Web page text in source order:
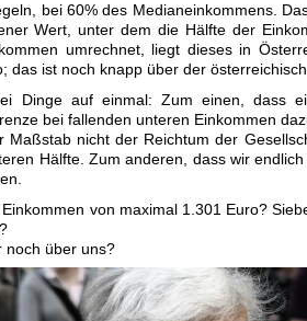
bei 60% des Medianeinkommens.
Wert, unter dem die Hälfte der
umrechnet, liegt dieses in
das ist noch knapp über der
Dinge auf einmal: Zum einen, dass
bei fallenden unteren Einkommen
Maßstab nicht der Reichtum der
Hälfte. Zum anderen, dass wir
von maximal 1.301 Euro?
noch über uns?